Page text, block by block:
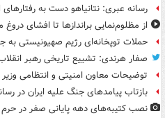
رسانه عبری: نتانیاهو دست به رفتارهای
از مظلوم‌نمایی براندازها تا افشای
حملات توپخانه‌ای رژیم صهیونیستی به
صفار هرندی: تشییع تاریخی رهبر
توضیحات معاون امنیتی و انتظامی
بازتاب پیامدهای جنگ علیه ایران در
نصب کتیبه‌های دهه پایانی صفر در حرم